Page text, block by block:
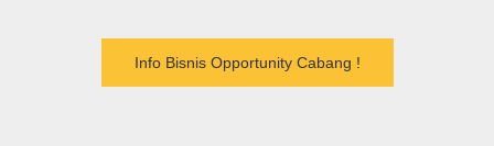
Info Bisnis Opportunity Cabang !